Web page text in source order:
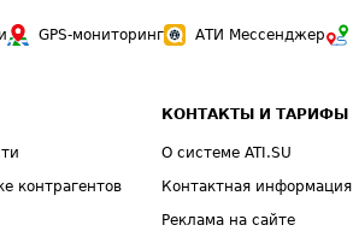
GPS-мониторинг АТИ Мессенджер
контрагентов
КОНТАКТЫ И ТАРИФЫ
О системе ATI.SU
Контактная информация
Реклама на сайте